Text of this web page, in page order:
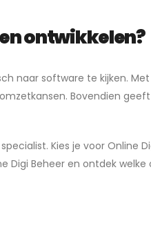
ontwikkelen?
naar software te kijken.
Bovendien
Kies je voor Online
Beheer en ontdek welke